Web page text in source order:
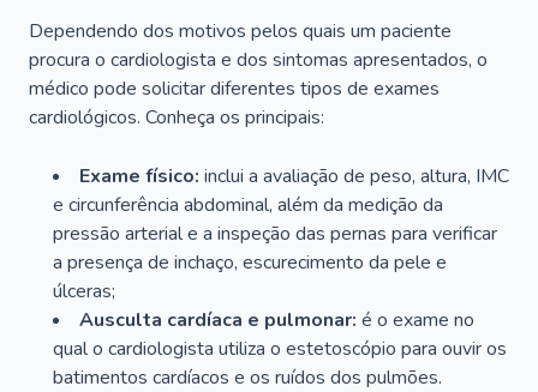
Dependendo dos motivos pelos quais um paciente
procura o cardiologista e dos sintomas apresentados, o
médico pode solicitar diferentes tipos de exames
cardiológicos. Conheça os principais:
Exame físico: inclui a avaliação de peso, altura, IMC
e circunferência abdominal, além da medição da
pressão arterial e a inspeção das pernas para verificar
a presença de inchaço, escurecimento da pele e
úlceras;
Ausculta cardíaca e pulmonar: é o exame no
qual o cardiologista utiliza o estetoscópio para ouvir os
batimentos cardíacos e os ruídos dos pulmões.